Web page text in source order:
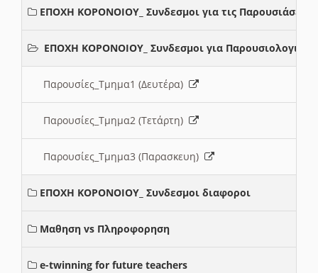
ΕΠΟΧΗ ΚΟΡΟΝΟΙΟΥ_ Συνδεσμοι για τις Παρουσιάσεις
ΕΠΟΧΗ ΚΟΡΟΝΟΙΟΥ_ Συνδεσμοι για Παρουσιολογια
Παρουσίες_Τμημα1 (Δευτέρα)
Παρουσίες_Τμημα2 (Τετάρτη)
Παρουσίες_Τμημα3 (Παρασκευη)
ΕΠΟΧΗ ΚΟΡΟΝΟΙΟΥ_ Συνδεσμοι διαφοροι
Μαθηση vs Πληροφορηση
e-twinning for future teachers